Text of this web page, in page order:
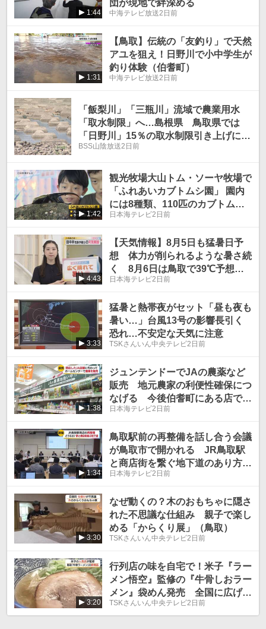
1:44
団が現地で絆深める
中海テレビ放送2日前
1:31
【鳥取】伝統の「友釣り」で天然
アユを狙え！日野川で小中学生が
釣り体験（伯耆町）
中海テレビ放送2日前
「飯梨川」「三瓶川」流域で農業用水
「取水制限」へ…島根県 鳥取県では
「日野川」15％の取水制限引き上げに向
け協議会開催へ
BSS山陰放送2日前
1:42
観光牧場大山トム・ソーヤ牧場で
「ふれあいカブトムシ園」 園内
には8種類、110匹のカブトムシ
やクワガタムシが展示 8月23日ま
日本海テレビ2日前
4:43
【天気情報】8月5日も猛暑日予
想 体力が削られるような暑さ続
く 8月6日は鳥取で39℃予想
鳥取県・島根県
日本海テレビ2日前
3:33
猛暑と熱帯夜がセット「昼も夜も
暑い…」台風13号の影響長引く
恐れ…不安定な天気に注意
TSKさんいん中央テレビ2日前
1:38
ジュンテンドーでJAの農薬など
販売 地元農家の利便性確保につ
なげる 今後伯耆町にある店でも
JA商品の販売を始める予定 鳥
日本海テレビ2日前
1:34
鳥取駅前の再整備を話し合う会議
が鳥取市で開かれる JR鳥取駅
と商店街を繋ぐ地下道のあり方に
ついて 横断歩道による地上での
日本海テレビ2日前
3:30
なぜ動くの？木のおもちゃに隠さ
れた不思議な仕組み 親子で楽し
める「からくり展」（鳥取）
TSKさんいん中央テレビ2日前
3:20
行列店の味を自宅で！米子『ラー
メン悟空』監修の『牛骨しおラー
メン』袋めん発売 全国に広げた
い（鳥取）
TSKさんいん中央テレビ2日前